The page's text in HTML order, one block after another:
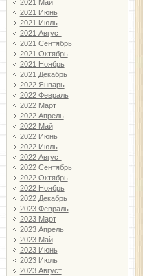
2021 Май
2021 Июнь
2021 Июль
2021 Август
2021 Сентябрь
2021 Октябрь
2021 Ноябрь
2021 Декабрь
2022 Январь
2022 Февраль
2022 Март
2022 Апрель
2022 Май
2022 Июнь
2022 Июль
2022 Август
2022 Сентябрь
2022 Октябрь
2022 Ноябрь
2022 Декабрь
2023 Февраль
2023 Март
2023 Апрель
2023 Май
2023 Июнь
2023 Июль
2023 Август